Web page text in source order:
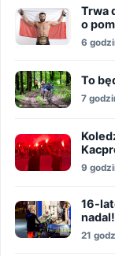
Trwa
o
6
To
7
9
16-
nadal!
21